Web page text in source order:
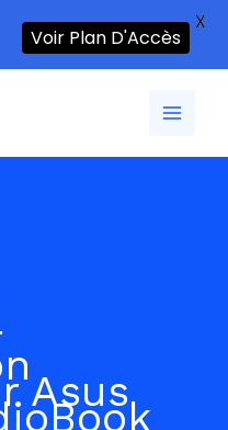
Asus
Voir Plan D'Accès
X